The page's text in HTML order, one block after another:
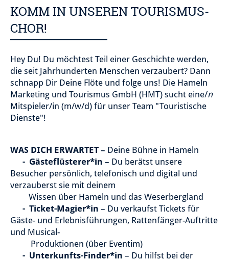
KOMM IN UNSEREN TOURISMUS-
CHOR!
Hey Du! Du möchtest Teil einer Geschichte werden,
die seit Jahrhunderten Menschen verzaubert? Dann
schnapp Dir Deine Flöte und folge uns! Die Hameln
Marketing und Tourismus GmbH (HMT) sucht eine/n
Mitspieler/in (m/w/d) für unser Team "Touristische
Dienste"!
WAS DICH ERWARTET – Deine Bühne in Hameln
- Gästeflüsterer*in – Du berätst unsere
Besucher persönlich, telefonisch und digital und
verzauberst sie mit deinem
Wissen über Hameln und das Weserbergland
- Ticket-Magier*in – Du verkaufst Tickets für
Gäste- und Erlebnisführungen, Rattenfänger-Auftritte
und Musical-
Produktionen (über Eventim)
- Unterkunfts-Finder*in – Du hilfst bei der